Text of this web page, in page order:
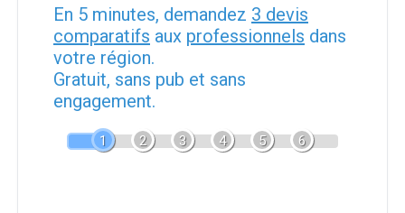
En 5 minutes, demandez 3 devis
comparatifs aux professionnels dans
votre région.
Gratuit, sans pub et sans
engagement.
1 2 3 4 5 6